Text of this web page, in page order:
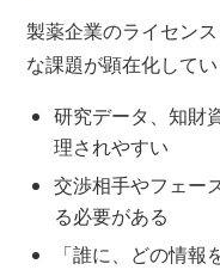
製薬企業のライセン
な課題が顕在化してい
研究データ、知財
理されやすい
交渉相手やフェー
る必要がある
「誰に、どの情